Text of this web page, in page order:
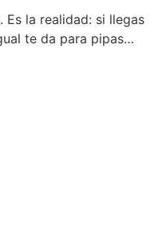
la realidad: si llegas
te da para pipas…